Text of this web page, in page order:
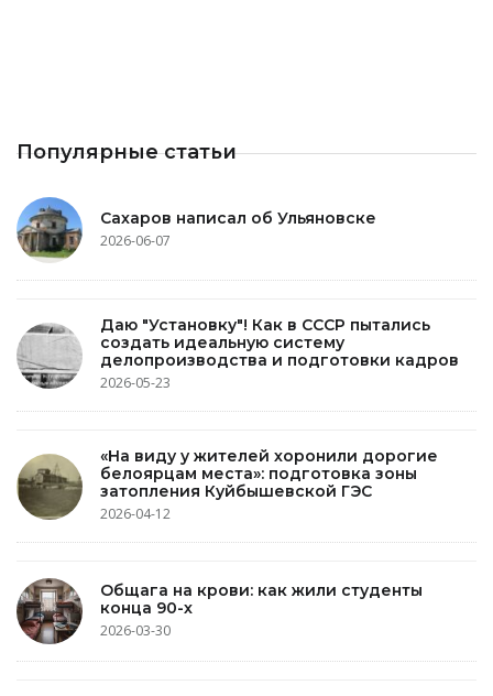
Популярные статьи
Сахаров написал об Ульяновске
2026-06-07
Даю "Установку"! Как в СССР пытались
создать идеальную систему
делопроизводства и подготовки кадров
2026-05-23
«На виду у жителей хоронили дорогие
белоярцам места»: подготовка зоны
затопления Куйбышевской ГЭС
2026-04-12
Общага на крови: как жили студенты
конца 90-х
2026-03-30